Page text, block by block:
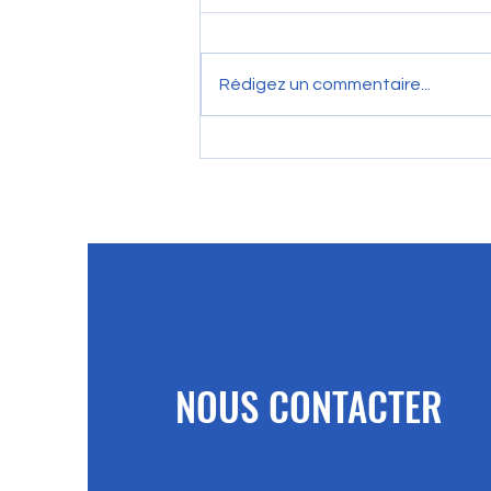
Du logement inclusif à la vente
Rédigez un commentaire...
NOUS CONTACTER